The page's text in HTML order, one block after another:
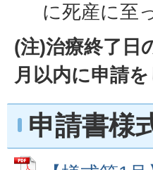
に死産に至
(注)治療終了日
月以内に申請
申請書様